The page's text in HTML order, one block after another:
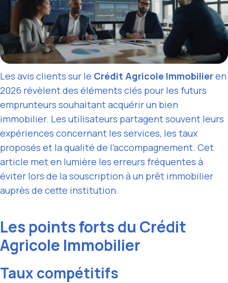
Les avis clients sur le Crédit Agricole Immobilieren
2026 révèlent des éléments clés pour les futurs
emprunteurs souhaitant acquérir un bien
immobilier. Les utilisateurs partagent souvent leurs
expériences concernant les services, les taux
proposés et la qualité de l’accompagnement. Cet
article met en lumière les erreurs fréquentes à
éviter lors de la souscription à un prêt immobilier
auprès de cette institution.
Les points forts du Crédit
Agricole Immobilier
Taux compétitifs